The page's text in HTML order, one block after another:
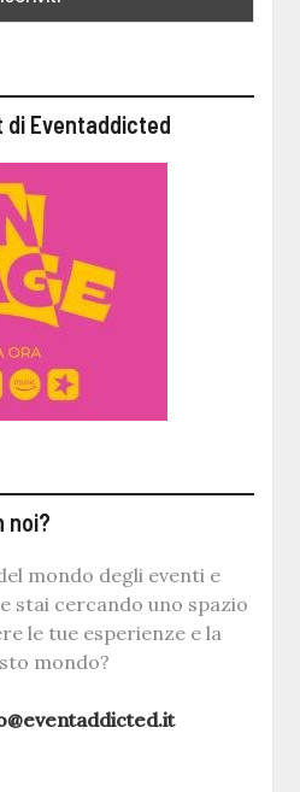
di Eventaddicted
noi?
mondo degli eventi e
stai cercando uno spazio
le tue esperienze e la
mondo?